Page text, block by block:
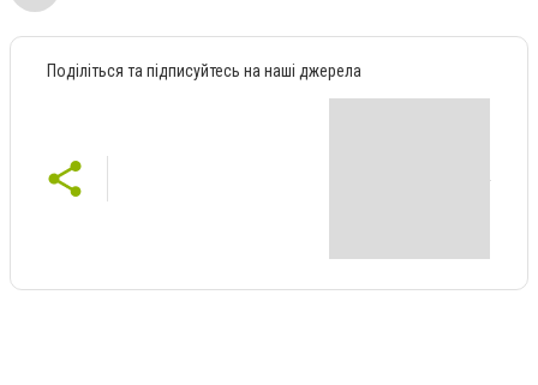
Поділіться та підписуйтесь на наші джерела